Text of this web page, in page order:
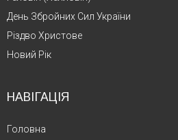
День Збройних Сил України
Різдво Христове
Новий Рік
НАВІГАЦІЯ
Головна